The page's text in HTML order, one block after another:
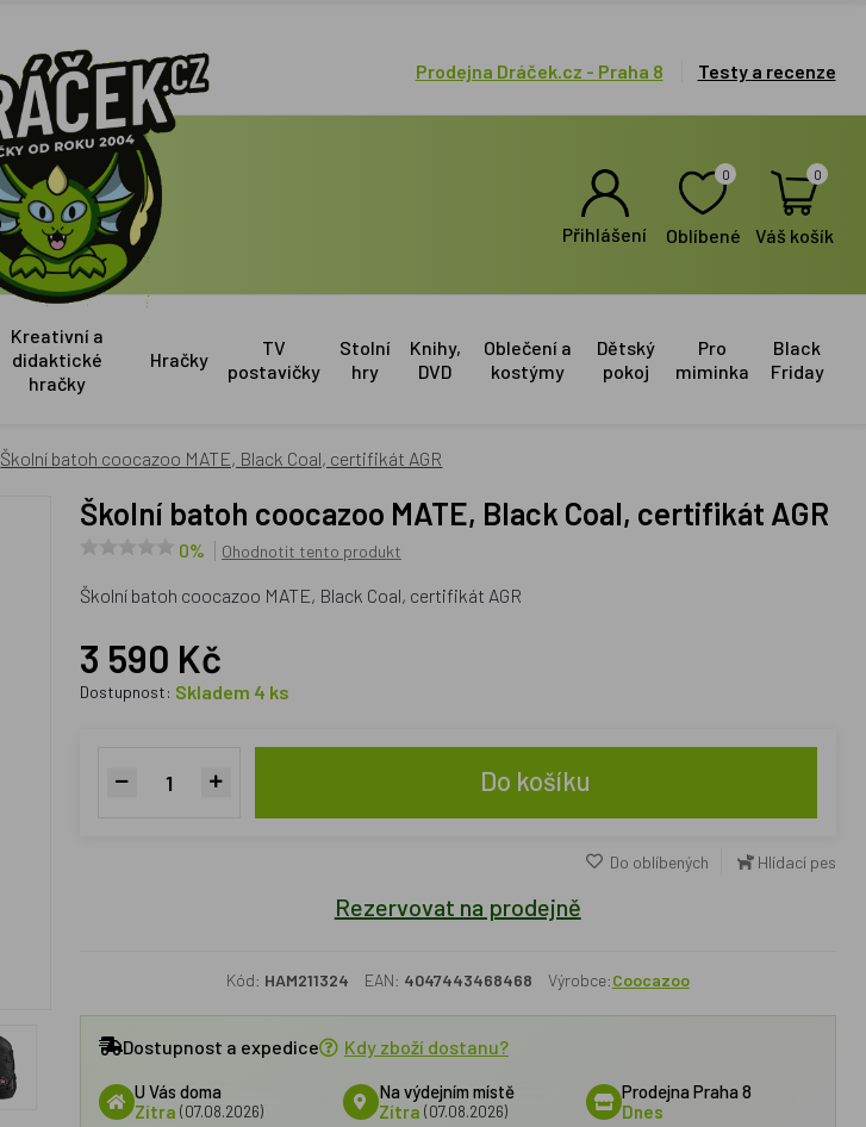
Prodejna Dráček.cz - Praha 8 Testy a recenze
Přihlášení
0
Oblíbené
0
Váš košík
Kreativní a
didaktické
hračky
Hračky
TV
postavičky
Stolní
hry
Knihy,
DVD
Oblečení a
kostýmy
Dětský
pokoj
Pro
miminka
Black
Friday
Školní batoh coocazoo MATE, Black Coal, certifikát AGR
Školní batoh coocazoo MATE, Black Coal, certifikát AGR
0% Ohodnotit tento produkt
Školní batoh coocazoo MATE, Black Coal, certifikát AGR
3 590 Kč
Dostupnost: Skladem 4 ks
Do košíku
Do oblíbených Hlídací pes
Rezervovat na prodejně
Kód: HAM211324 EAN: 4047443468468 Výrobce:Coocazoo
Dostupnost a expedice Kdy zboží dostanu?
U Vás doma
Zítra (07.08.2026)
Na výdejním místě
Zítra (07.08.2026)
Prodejna Praha 8
Dnes